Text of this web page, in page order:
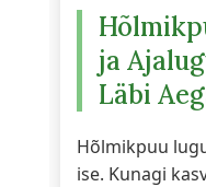
ja
Läbi
Hõlmikpuu
ise. Kunagi